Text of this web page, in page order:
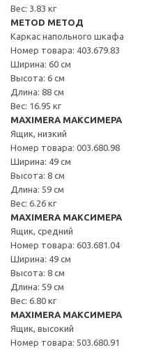
Вес: 3.83 кг
METOD МЕТОД
Каркас напольного шкафа
Номер товара: 403.679.83
Ширина: 60 см
Высота: 6 см
Длина: 88 см
Вес: 16.95 кг
MAXIMERA МАКСИМЕРА
Ящик, низкий
Номер товара: 003.680.98
Ширина: 49 см
Высота: 8 см
Длина: 59 см
Вес: 6.26 кг
MAXIMERA МАКСИМЕРА
Ящик, средний
Номер товара: 603.681.04
Ширина: 49 см
Высота: 8 см
Длина: 59 см
Вес: 6.80 кг
MAXIMERA МАКСИМЕРА
Ящик, высокий
Номер товара: 503.680.91